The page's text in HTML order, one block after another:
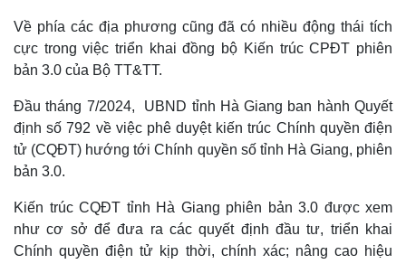
Về phía các địa phương cũng đã có nhiều động thái tích
cực trong việc triển khai đồng bộ Kiến trúc CPĐT phiên
bản 3.0 của Bộ TT&TT.
Đầu tháng 7/2024, UBND tỉnh Hà Giang ban hành Quyết
định số 792 về việc phê duyệt kiến trúc Chính quyền điện
tử (CQĐT) hướng tới Chính quyền số tỉnh Hà Giang, phiên
bản 3.0.
Kiến trúc CQĐT tỉnh Hà Giang phiên bản 3.0 được xem
như cơ sở để đưa ra các quyết định đầu tư, triển khai
Chính quyền điện tử kịp thời, chính xác; nâng cao hiệu